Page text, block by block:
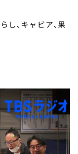
し、キャビア、果